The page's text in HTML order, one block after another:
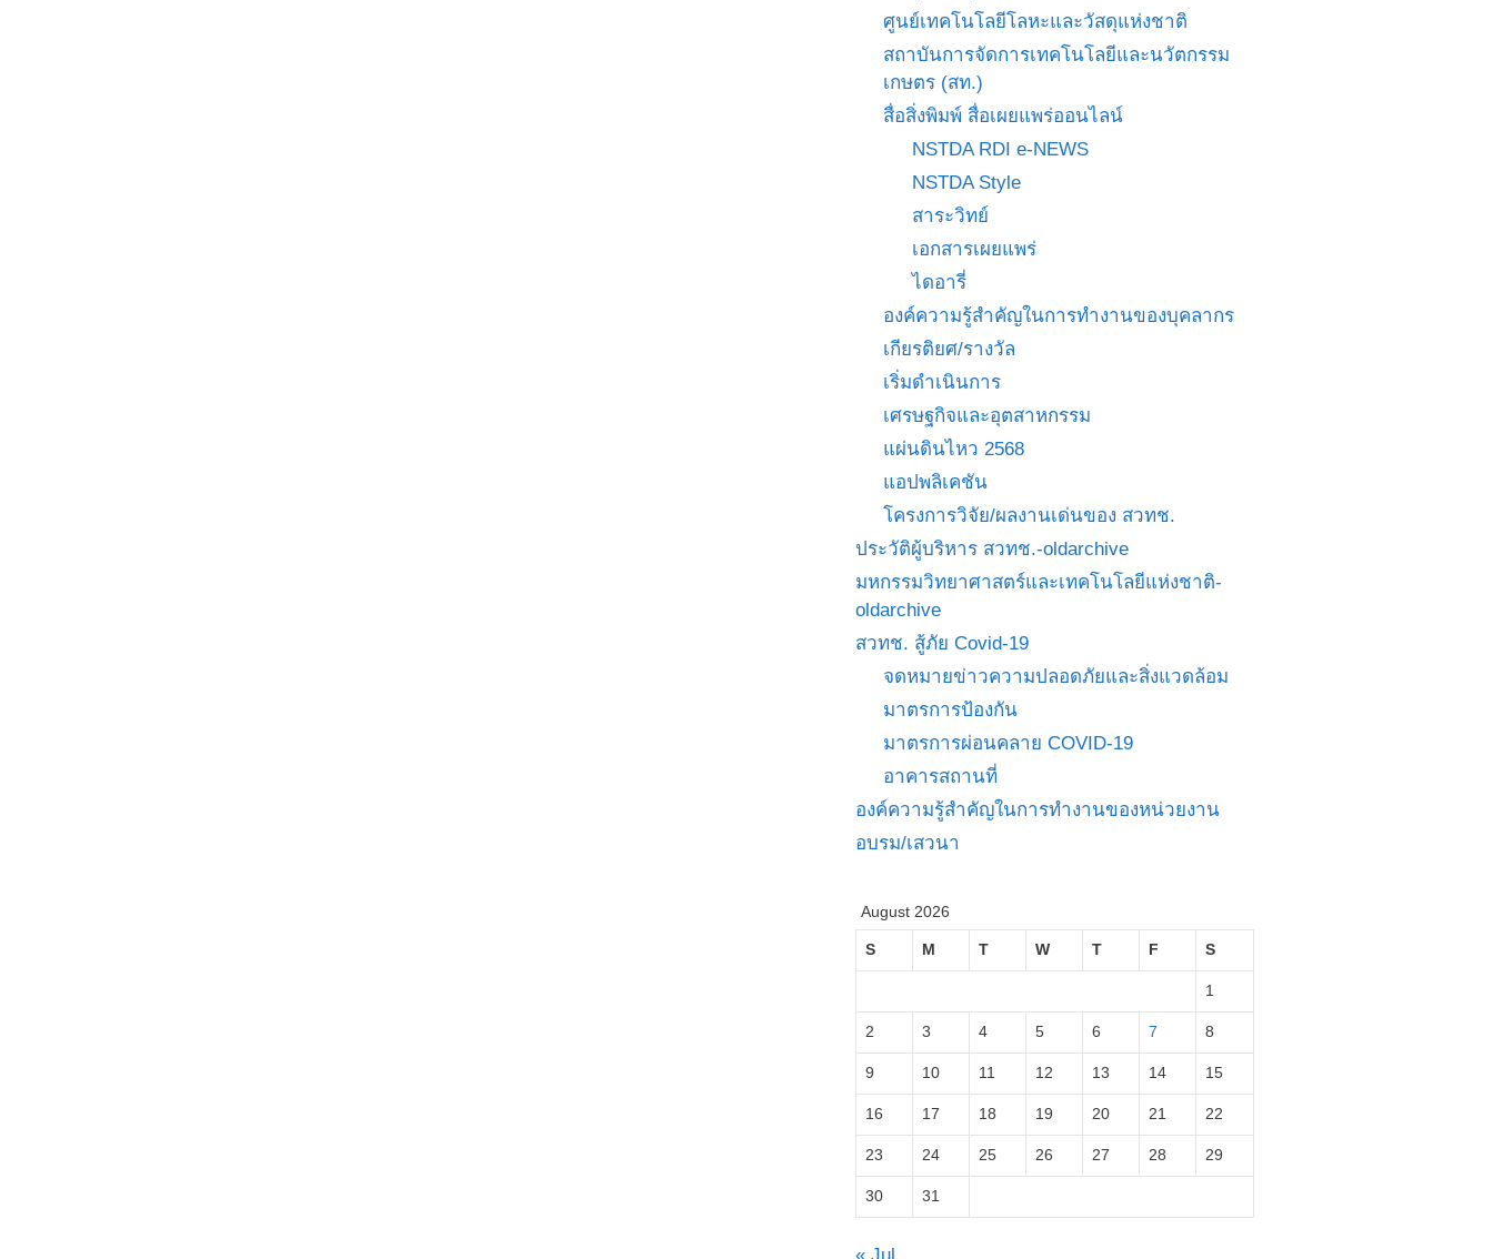
ศูนย์เทคโนโลยีโลหะและวัสดุแห่งชาติ
สถาบันการจัดการเทคโนโลยีและนวัตกรรม
เกษตร (สท.)
สื่อสิ่งพิมพ์ สื่อเผยแพร่ออนไลน์
NSTDA RDI e-NEWS
NSTDA Style
สาระวิทย์
เอกสารเผยแพร่
ไดอารี่
องค์ความรู้สำคัญในการทำงานของบุคลากร
เกียรติยศ/รางวัล
เริ่มดำเนินการ
เศรษฐกิจและอุตสาหกรรม
แผ่นดินไหว 2568
แอปพลิเคชัน
โครงการวิจัย/ผลงานเด่นของ สวทช.
ประวัติผู้บริหาร สวทช.-oldarchive
มหกรรมวิทยาศาสตร์และเทคโนโลยีแห่งชาติ-
oldarchive
สวทช. สู้ภัย Covid-19
จดหมายข่าวความปลอดภัยและสิ่งแวดล้อม
มาตรการป้องกัน
มาตรการผ่อนคลาย COVID-19
อาคารสถานที่
องค์ความรู้สำคัญในการทำงานของหน่วยงาน
อบรม/เสวนา
August 2026
S M T W T F S
1
2 3 4 5 6 7 8
9 10 11 12 13 14 15
16 17 18 19 20 21 22
23 24 25 26 27 28 29
30 31